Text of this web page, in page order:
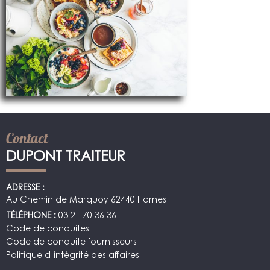
Contact
DUPONT TRAITEUR
ADRESSE :
Au Chemin de Marquoy 62440 Harnes
TÉLÉPHONE : 03 21 70 36 36
Code de conduites
Code de conduite fournisseurs
Politique d’intégrité des affaires